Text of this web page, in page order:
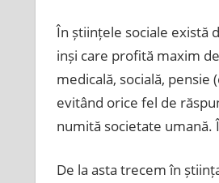
În științele sociale există
inși care profită maxim
medicală, socială, pensie
evitând orice fel de
numită societate
De la asta trecem în